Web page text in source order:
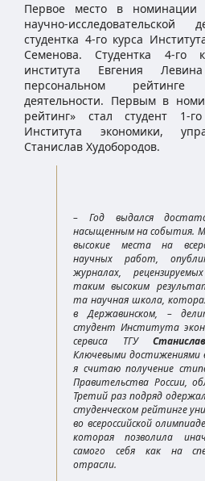
Первое место в
научно-исследовательской
студентка 4-го курса
Семенова. Студентка 4-го
института Евгения
персональном
деятельности. Первым в
рейтинг» стал студент 1-
Института экономики,
Станислав Худобородов.
– Год выдался
насыщенным на события.
высокие места на
научных работ,
журналах,
таким высоким
та научная школа,
в Державинском, –
студент Института
сервиса ТГУ
Ключевыми достижениями
я считаю получение
Правительства России,
Третий раз подряд
студенческом рейтинге
во всероссийской
которая позволила
самого себя как на
отрасли.